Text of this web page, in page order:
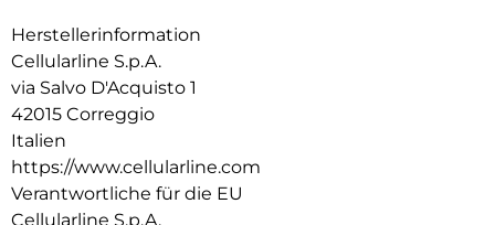
Herstellerinformation
Cellularline S.p.A.
via Salvo D'Acquisto 1
42015 Correggio
Italien
https://www.cellularline.com
Verantwortliche für die EU
Cellularline S.p.A.